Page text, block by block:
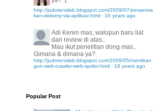
http://judotenslab.blogspot.com/2009/07/pesanma
kan-delivery-via-aplikasi.html · 16 years ago
Adi Keren mas, walopun baru liat
dari review di atas..
Mau ikut penelitian dong mas..
Gimana & dimana ya?
http://judotenslab.blogspot.com/2009/05/memban
gun-web-crawler-web-spider.html · 16 years ago
Popular Post